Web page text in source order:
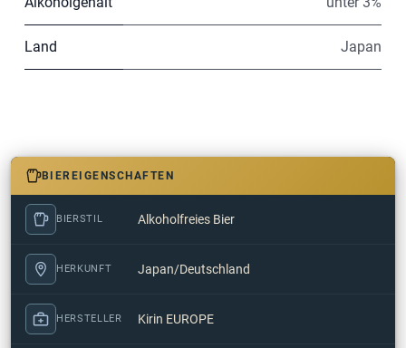
Land Japan
BIEREIGENSCHAFTEN
BIERSTIL Alkoholfreies Bier
HERKUNFT Japan/Deutschland
HERSTELLER Kirin EUROPE